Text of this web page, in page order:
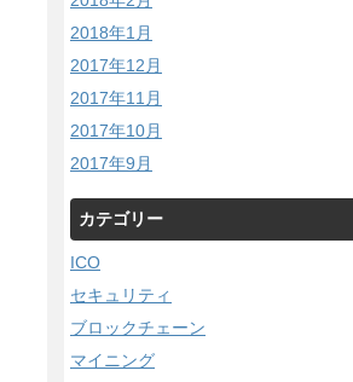
2018年1月
2017年12月
2017年11月
2017年10月
2017年9月
カテゴリー
ICO
セキュリティ
ブロックチェーン
マイニング